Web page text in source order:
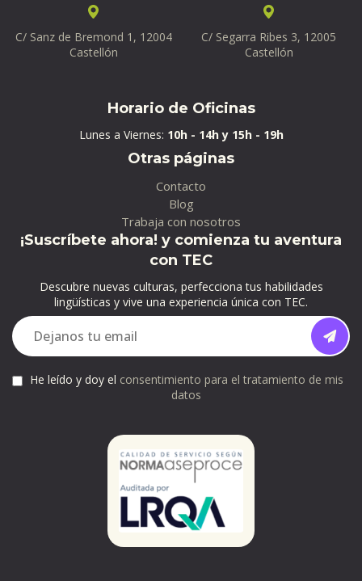
C/ Sanz de Bremond 1, 12004
Castellón
C/ Segarra Ribes 3, 12005
Castellón
Horario de Oficinas
Lunes a Viernes: 10h - 14h y 15h - 19h
Otras páginas
Contacto
Blog
Trabaja con nosotros
¡Suscríbete ahora! y comienza tu aventura
con TEC
Descubre nuevas culturas, perfecciona tus habilidades
lingüísticas y vive una experiencia única con TEC.
He leído y doy el consentimiento para el tratamiento de mis
datos